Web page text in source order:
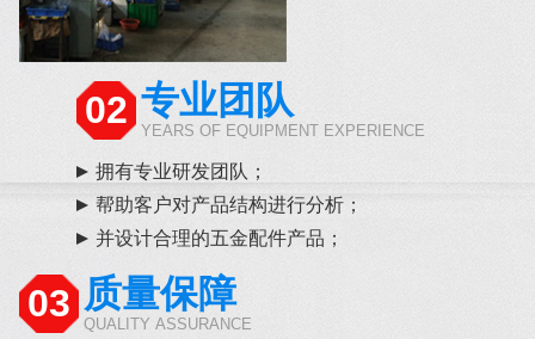
02 专业团队
YEARS OF EQUIPMENT EXPERIENCE
拥有专业研发团队；
帮助客户对产品结构进行分析；
并设计合理的五金配件产品；
03 质量保障
QUALITY ASSURANCE